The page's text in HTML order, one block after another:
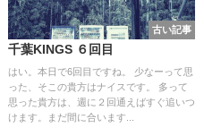
古い記事
千葉KINGS ６回目
はい。本日で6回目ですね。 少なーって思
った、そこの貴方はナイスです。 多って
思った貴方は、週に２回通えばすぐ追いつ
けます。まだ間に合います...